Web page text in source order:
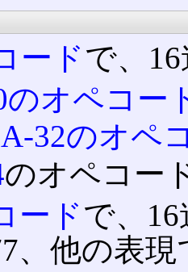
ードで、
のオペコー
32のオペ
のオペコー
ードで、
、他の表現